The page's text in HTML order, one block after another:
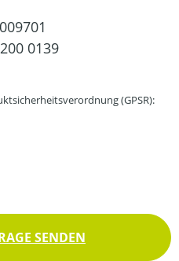
0139
(GPSR):
SENDEN